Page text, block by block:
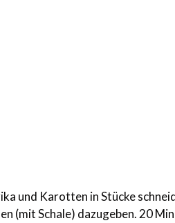
und Karotten in Stücke
(mit Schale) dazugeben. 20